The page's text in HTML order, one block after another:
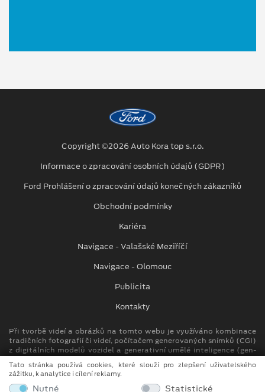
Copyright ©2026 Auto Kora top s.r.o.
Informace o zpracování osobních údajů (GDPR)
Ford Prohlášení o zpracování údajů konečných zákazníků
Obchodní podmínky
Kariéra
Navigace - Valašské Meziříčí
Navigace - Olomouc
Publicita
Kontakty
Při tvorbě videí a obrázků na tomto webu je využíváno kombinace
tradičních fotografií či videí, počítačem generovaných snímků (CGI)
z digitálních modelů vozidel a generativní umělé inteligence (gen-
Auto Kora top s.r.o.
Tato stránka používá cookies, které slouží pro zlepšení uživatelského
zážitku, k analytice i cílení reklamy.
Nutné Statistické